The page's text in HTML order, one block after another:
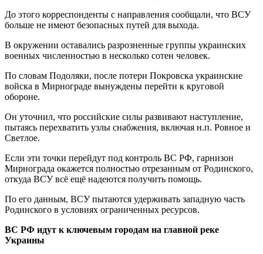
До этого корреспонденты с направления сообщали, что ВСУ
больше не имеют безопасных путей для выхода.
В окружении оставались разрозненные группы украинских
военных численностью в несколько сотен человек.
По словам Подоляки, после потери Покровска украинские
войска в Мирнограде вынуждены перейти к круговой
обороне.
Он уточнил, что российские силы развивают наступление,
пытаясь перехватить узлы снабжения, включая н.п. Ровное и
Светлое.
Если эти точки перейдут под контроль ВС РФ, гарнизон
Мирнограда окажется полностью отрезанным от Родинского,
откуда ВСУ всё ещё надеются получить помощь.
По его данным, ВСУ пытаются удерживать западную часть
Родинского в условиях ограниченных ресурсов.
ВС РФ идут к ключевым городам на главной реке
Украины